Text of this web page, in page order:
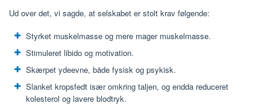
Ud over det, vi sagde, at selskabet er stolt krav følgende:
Styrket muskelmasse og mere mager muskelmasse.
Stimuleret libido og motivation.
Skærpet ydeevne, både fysisk og psykisk.
Slanket kropsfedt især omkring taljen, og endda reduceret
kolesterol og lavere blodtryk.